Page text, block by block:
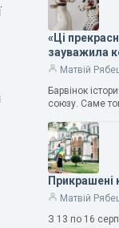
«Ці
зауважила
Матвій
Барвінок
союзу. Саме
Прикрашені
Матвій
З 13 по 16